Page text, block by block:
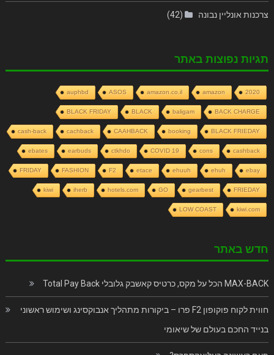
צרכנות אונליין נבונה (42)
תגיות נפוצות באתר
2020
amazon
amazon.co.il
ASOS
auphbd
BACK CHARGE
baligam
BLACK
BLACK FRIDAY
BLACK FRIEDAY
booking
CAAHBACK
cachback
cash-back
cashback
cons
COVID 19
ctkhdo
earbuds
ebates
ebay
ehuh
ehuuh
etace
F2
FASHION
FRIDAY
FRIEDAY
gearbest
GO
hotels.com
iherb
kiwi
kiwi.com
LOW COAST
חדש באתר
MAX-BACK הכל על מקס, כרטיס קאשבק גלובלי Total Pay Back
חווית לקוח פוקופון F2 פרו – ביקורות מתהליך אנבוקסינג ושימוש ראשוני
בנייד החכם בעולם של שיאומי